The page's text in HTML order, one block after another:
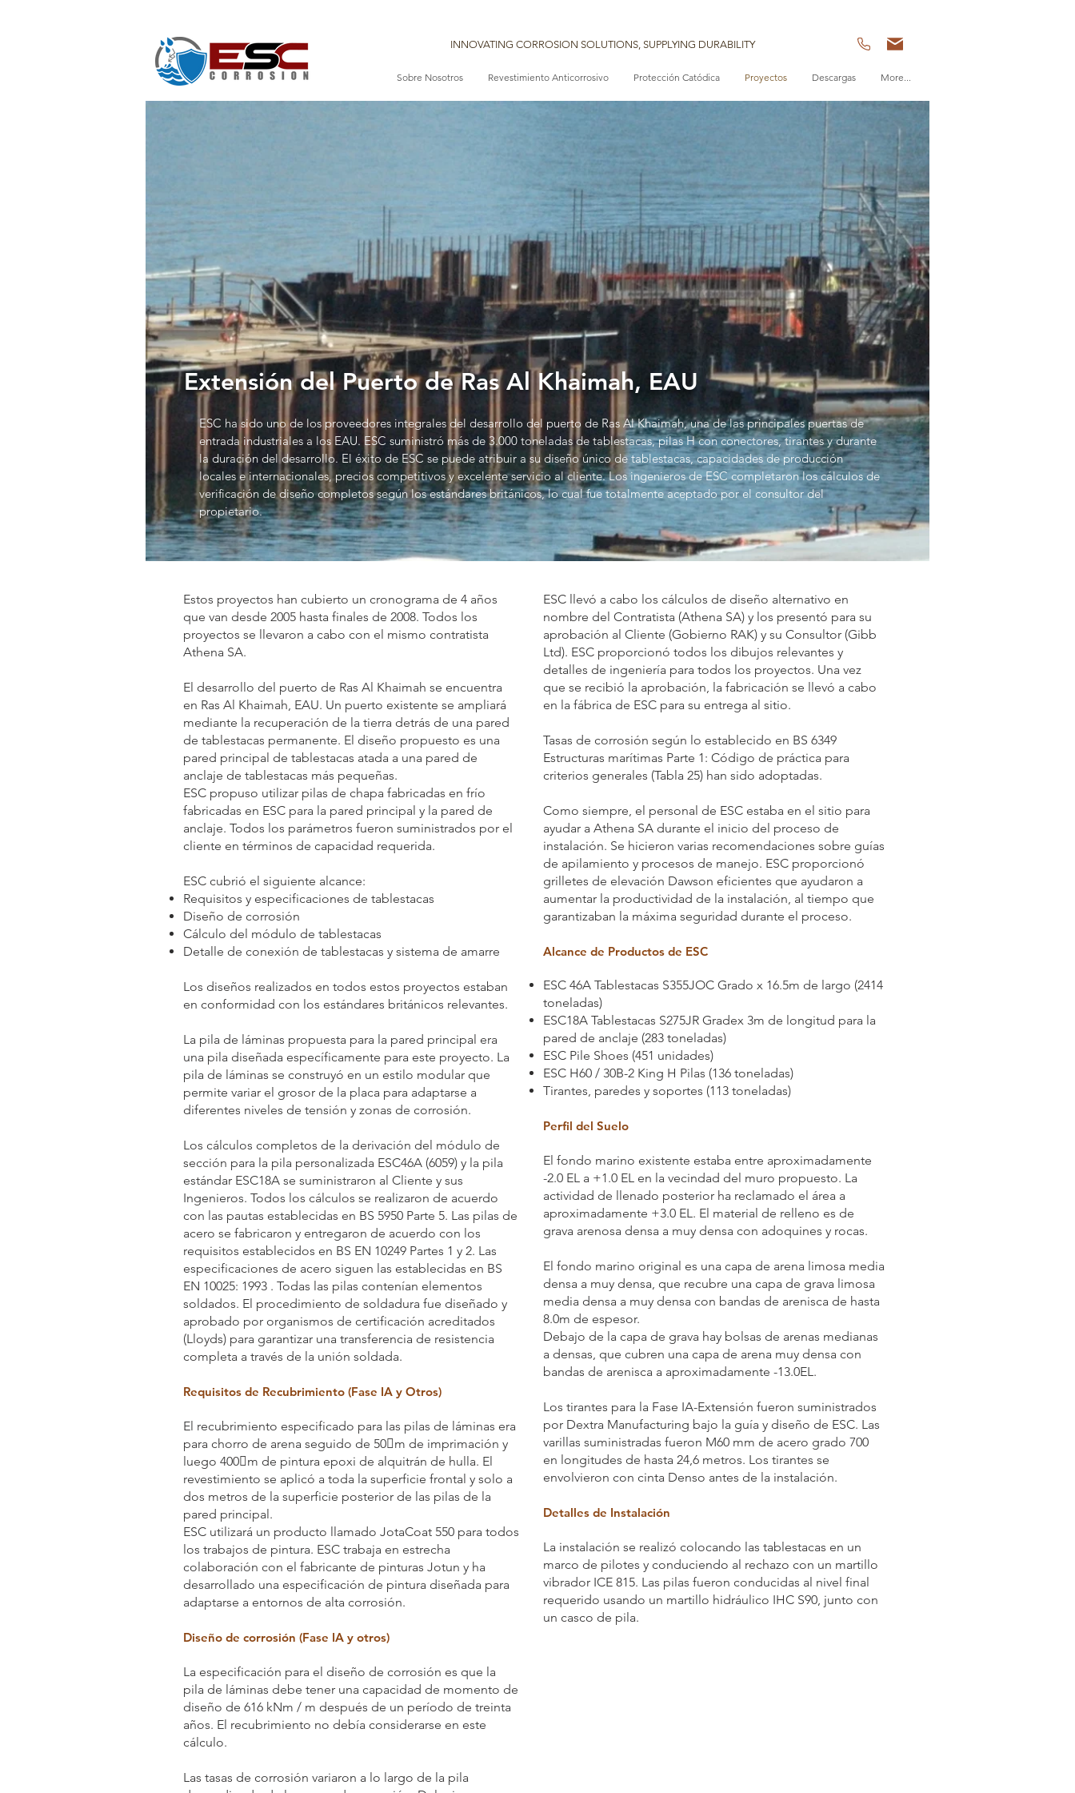
INNOVATING CORROSION SOLUTIONS, SUPPLYING DURABILITY
Sobre Nosotros Revestimiento Anticorrosivo Protección Catódica Proyectos Descargas More...
Extensión del Puerto de Ras Al Khaimah, EAU
ESC ha sido uno de los proveedores integrales del desarrollo del puerto de Ras Al Khaimah, una de las principales puertas de
entrada industriales a los EAU. ESC suministró más de 3.000 toneladas de tablestacas, pilas H con conectores, tirantes y durante
la duración del desarrollo. El éxito de ESC se puede atribuir a su diseño único de tablestacas, capacidades de producción
locales e internacionales, precios competitivos y excelente servicio al cliente. Los ingenieros de ESC completaron los cálculos de
verificación de diseño completos según los estándares británicos, lo cual fue totalmente aceptado por el consultor del
propietario.
Estos proyectos han cubierto un cronograma de 4 años
que van desde 2005 hasta finales de 2008. Todos los
proyectos se llevaron a cabo con el mismo contratista
Athena SA.
El desarrollo del puerto de Ras Al Khaimah se encuentra
en Ras Al Khaimah, EAU. Un puerto existente se ampliará
mediante la recuperación de la tierra detrás de una pared
de tablestacas permanente. El diseño propuesto es una
pared principal de tablestacas atada a una pared de
anclaje de tablestacas más pequeñas.
ESC propuso utilizar pilas de chapa fabricadas en frío
fabricadas en ESC para la pared principal y la pared de
anclaje. Todos los parámetros fueron suministrados por el
cliente en términos de capacidad requerida.
ESC cubrió el siguiente alcance:
Requisitos y especificaciones de tablestacas
Diseño de corrosión
Cálculo del módulo de tablestacas
Detalle de conexión de tablestacas y sistema de amarre
Los diseños realizados en todos estos proyectos estaban
en conformidad con los estándares británicos relevantes.
La pila de láminas propuesta para la pared principal era
una pila diseñada específicamente para este proyecto. La
pila de láminas se construyó en un estilo modular que
permite variar el grosor de la placa para adaptarse a
diferentes niveles de tensión y zonas de corrosión.
Los cálculos completos de la derivación del módulo de
sección para la pila personalizada ESC46A (6059) y la pila
estándar ESC18A se suministraron al Cliente y sus
Ingenieros. Todos los cálculos se realizaron de acuerdo
con las pautas establecidas en BS 5950 Parte 5. Las pilas de
acero se fabricaron y entregaron de acuerdo con los
requisitos establecidos en BS EN 10249 Partes 1 y 2. Las
especificaciones de acero siguen las establecidas en BS
EN 10025: 1993 . Todas las pilas contenían elementos
soldados. El procedimiento de soldadura fue diseñado y
aprobado por organismos de certificación acreditados
(Lloyds) para garantizar una transferencia de resistencia
completa a través de la unión soldada.
Requisitos de Recubrimiento (Fase IA y Otros)
El recubrimiento especificado para las pilas de láminas era
para chorro de arena seguido de 50m de imprimación y
luego 400m de pintura epoxi de alquitrán de hulla. El
revestimiento se aplicó a toda la superficie frontal y solo a
dos metros de la superficie posterior de las pilas de la
pared principal.
ESC utilizará un producto llamado JotaCoat 550 para todos
los trabajos de pintura. ESC trabaja en estrecha
colaboración con el fabricante de pinturas Jotun y ha
desarrollado una especificación de pintura diseñada para
adaptarse a entornos de alta corrosión.
Diseño de corrosión (Fase IA y otros)
La especificación para el diseño de corrosión es que la
pila de láminas debe tener una capacidad de momento de
diseño de 616 kNm / m después de un período de treinta
años. El recubrimiento no debía considerarse en este
cálculo.
Las tasas de corrosión variaron a lo largo de la pila
ESC llevó a cabo los cálculos de diseño alternativo en
nombre del Contratista (Athena SA) y los presentó para su
aprobación al Cliente (Gobierno RAK) y su Consultor (Gibb
Ltd). ESC proporcionó todos los dibujos relevantes y
detalles de ingeniería para todos los proyectos. Una vez
que se recibió la aprobación, la fabricación se llevó a cabo
en la fábrica de ESC para su entrega al sitio.
Tasas de corrosión según lo establecido en BS 6349
Estructuras marítimas Parte 1: Código de práctica para
criterios generales (Tabla 25) han sido adoptadas.
Como siempre, el personal de ESC estaba en el sitio para
ayudar a Athena SA durante el inicio del proceso de
instalación. Se hicieron varias recomendaciones sobre guías
de apilamiento y procesos de manejo. ESC proporcionó
grilletes de elevación Dawson eficientes que ayudaron a
aumentar la productividad de la instalación, al tiempo que
garantizaban la máxima seguridad durante el proceso.
Alcance de Productos de ESC
ESC 46A Tablestacas S355JOC Grado x 16.5m de largo (2414
toneladas)
ESC18A Tablestacas S275JR Gradex 3m de longitud para la
pared de anclaje (283 toneladas)
ESC Pile Shoes (451 unidades)
ESC H60 / 30B-2 King H Pilas (136 toneladas)
Tirantes, paredes y soportes (113 toneladas)
Perfil del Suelo
El fondo marino existente estaba entre aproximadamente
-2.0 EL a +1.0 EL en la vecindad del muro propuesto. La
actividad de llenado posterior ha reclamado el área a
aproximadamente +3.0 EL. El material de relleno es de
grava arenosa densa a muy densa con adoquines y rocas.
El fondo marino original es una capa de arena limosa media
densa a muy densa, que recubre una capa de grava limosa
media densa a muy densa con bandas de arenisca de hasta
8.0m de espesor.
Debajo de la capa de grava hay bolsas de arenas medianas
a densas, que cubren una capa de arena muy densa con
bandas de arenisca a aproximadamente -13.0EL.
Los tirantes para la Fase IA-Extensión fueron suministrados
por Dextra Manufacturing bajo la guía y diseño de ESC. Las
varillas suministradas fueron M60 mm de acero grado 700
en longitudes de hasta 24,6 metros. Los tirantes se
envolvieron con cinta Denso antes de la instalación.
Detalles de Instalación
La instalación se realizó colocando las tablestacas en un
marco de pilotes y conduciendo al rechazo con un martillo
vibrador ICE 815. Las pilas fueron conducidas al nivel final
requerido usando un martillo hidráulico IHC S90, junto con
un casco de pila.